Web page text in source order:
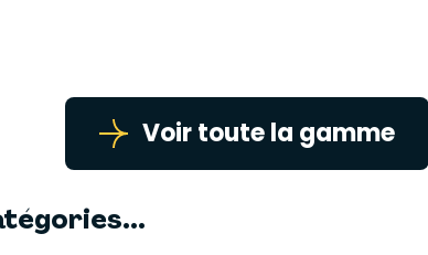
Voir toute la gamme